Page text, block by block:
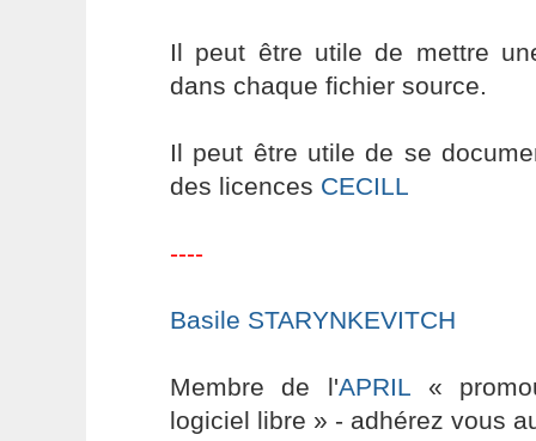
Il peut être utile de mettre
dans chaque fichier source.
Il peut être utile de se
des licences CECILL
----
Basile STARYNKEVITCH
Membre de l'APRIL «
logiciel libre » - adhérez vous